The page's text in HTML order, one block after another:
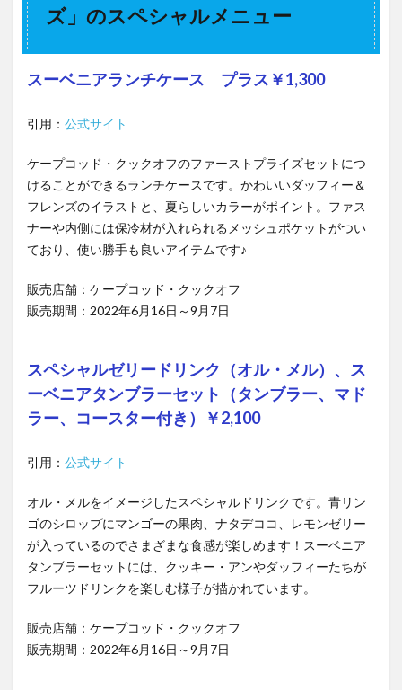
ズ」のスペシャルメニュー
スーベニアランチケース プラス￥1,300
引用： 公式サイト
ケープコッド・クックオフのファーストプライズセットにつ
けることができるランチケースです。かわいいダッフィー＆
フレンズのイラストと、夏らしいカラーがポイント。ファス
ナーや内側には保冷材が入れられるメッシュポケットがつい
ており、使い勝手も良いアイテムです♪
販売店舗：ケープコッド・クックオフ
販売期間：2022年6月16日～9月7日
スペシャルゼリードリンク（オル・メル）、ス
ーベニアタンブラーセット（タンブラー、マド
ラー、コースター付き）￥2,100
引用： 公式サイト
オル・メルをイメージしたスペシャルドリンクです。青リン
ゴのシロップにマンゴーの果肉、ナタデココ、レモンゼリー
が入っているのでさまざまな食感が楽しめます！スーベニア
タンブラーセットには、クッキー・アンやダッフィーたちが
フルーツドリンクを楽しむ様子が描かれています。
販売店舗：ケープコッド・クックオフ
販売期間：2022年6月16日～9月7日